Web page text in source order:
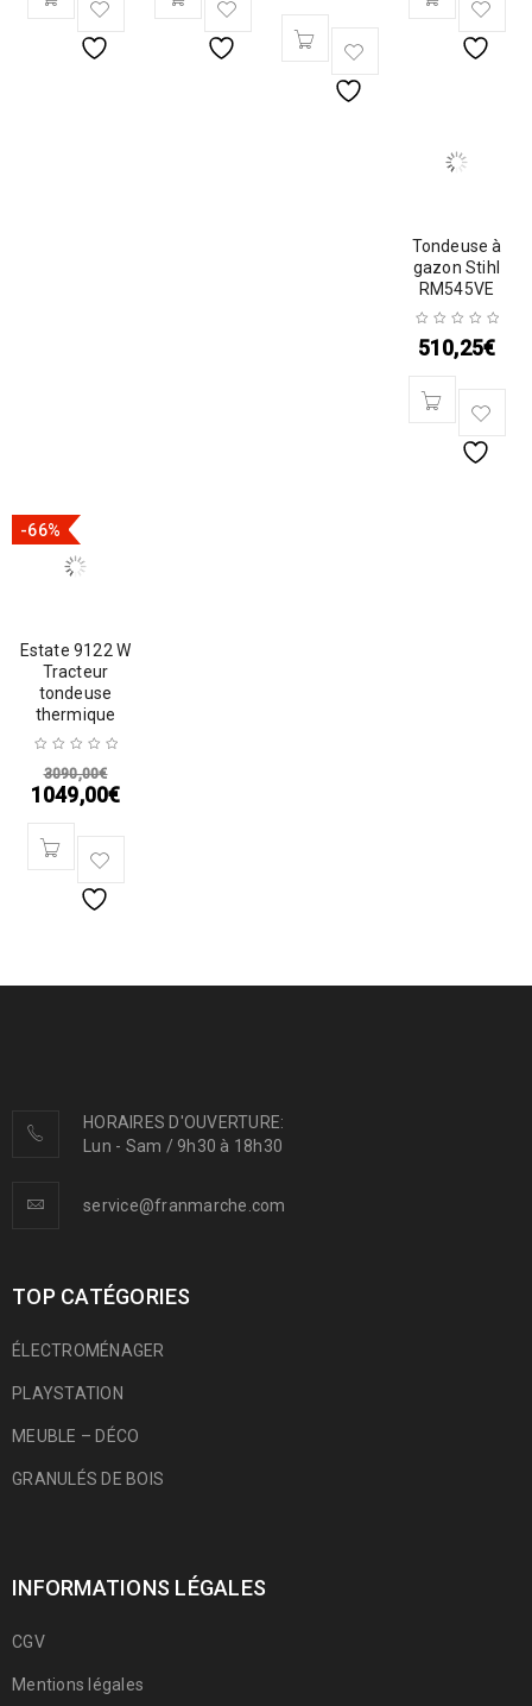
Tondeuse à
gazon Stihl
RM545VE
510,25€
-66%
Estate 9122 W
Tracteur
tondeuse
thermique
3090,00€
1049,00€
HORAIRES D'OUVERTURE:
Lun - Sam / 9h30 à 18h30
service@franmarche.com
TOP CATÉGORIES
ÉLECTROMÉNAGER
PLAYSTATION
MEUBLE – DÉCO
GRANULÉS DE BOIS
INFORMATIONS LÉGALES
CGV
Mentions légales